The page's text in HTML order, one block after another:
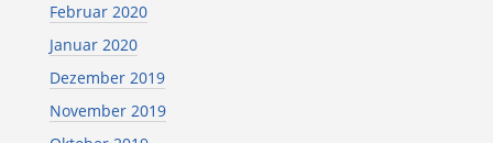
Februar 2020
Januar 2020
Dezember 2019
November 2019